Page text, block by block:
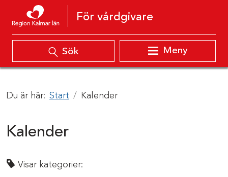
Hoppa till innehåll
För vårdgivare
Sök Meny
Du är här: Start Kalender
Kalender
Visar kategorier: